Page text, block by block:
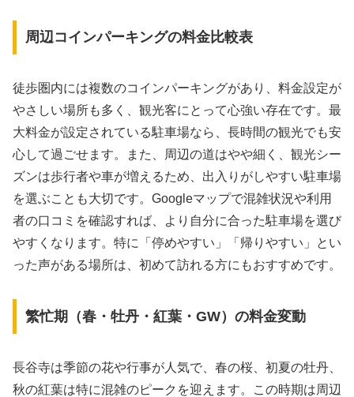
周辺コインパーキングの料金比較表
徒歩圏内には複数のコインパーキングがあり、料金設定が
やさしい場所も多く、観光客にとって心強い存在です。最
大料金が設定されている駐車場なら、長時間の観光でも安
心して過ごせます。また、周辺の道はやや細く、観光シー
ズンは歩行者や車が増えるため、出入りがしやすい駐車場
を選ぶことも大切です。Googleマップで混雑状況や利用
者の口コミを確認すれば、より自分に合った駐車場を選び
やすくなります。特に「停めやすい」「帰りやすい」とい
った声がある場所は、初めて訪れる方にもおすすめです。
繁忙期（春・牡丹・紅葉・GW）の料金変動
長谷寺は季節の花や行事が人気で、春の桜、初夏の牡丹、
秋の紅葉は特に混雑のピークを迎えます。この時期は周辺